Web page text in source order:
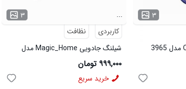
۳
۳
...
کاربردی
نظافت
شیلنگ جادویی Magic_Home مدل
3964
۹۹۹,۰۰۰ تومان
خرید سریع